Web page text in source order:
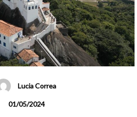
Lucia Correa
01/05/2024